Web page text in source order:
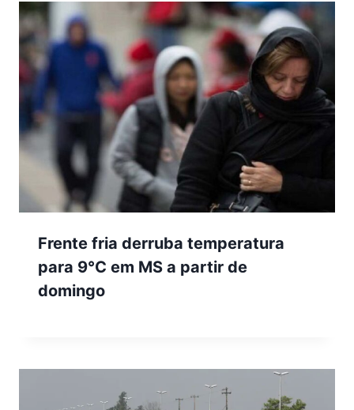
Frente fria derruba temperatura
para 9°C em MS a partir de
domingo